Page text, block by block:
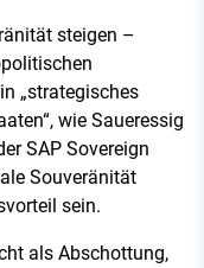
steigen –
„strategisches
wie Saueressig
SAP Sovereign
Souveränität
sein.
als Abschottung,